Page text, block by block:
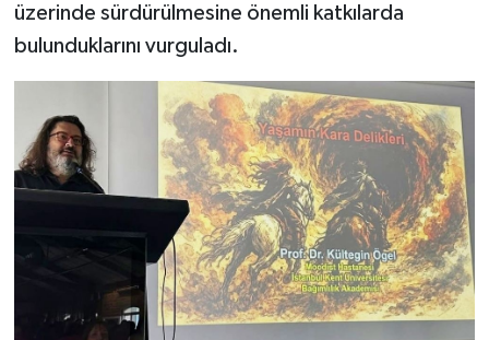
üzerinde sürdürülmesine önemli katkılarda
bulunduklarını vurguladı.